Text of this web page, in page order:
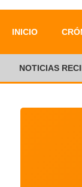
INICIO
NOTICIAS